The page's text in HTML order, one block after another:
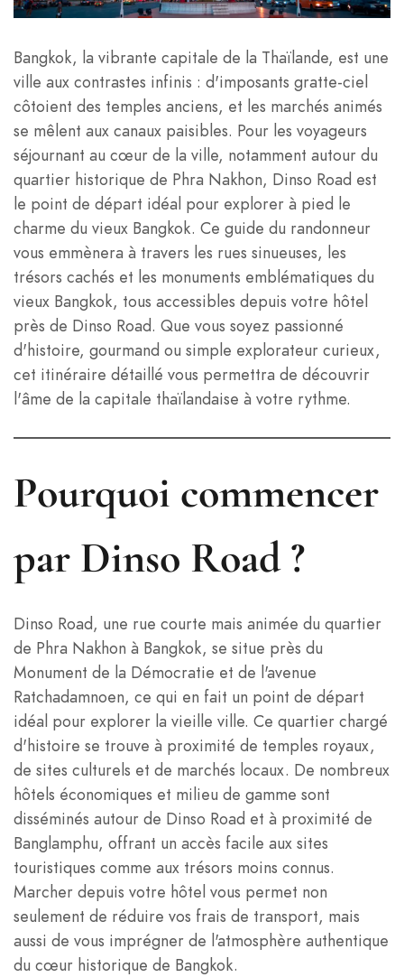
Bangkok, la vibrante capitale de la Thaïlande, est une
ville aux contrastes infinis : d'imposants gratte-ciel
côtoient des temples anciens, et les marchés animés
se mêlent aux canaux paisibles. Pour les voyageurs
séjournant au cœur de la ville, notamment autour du
quartier historique de Phra Nakhon, Dinso Road est
le point de départ idéal pour explorer à pied le
charme du vieux Bangkok. Ce guide du randonneur
vous emmènera à travers les rues sinueuses, les
trésors cachés et les monuments emblématiques du
vieux Bangkok, tous accessibles depuis votre hôtel
près de Dinso Road. Que vous soyez passionné
d'histoire, gourmand ou simple explorateur curieux,
cet itinéraire détaillé vous permettra de découvrir
l'âme de la capitale thaïlandaise à votre rythme.
Pourquoi commencer
par Dinso Road ?
Dinso Road, une rue courte mais animée du quartier
de Phra Nakhon à Bangkok, se situe près du
Monument de la Démocratie et de l'avenue
Ratchadamnoen, ce qui en fait un point de départ
idéal pour explorer la vieille ville. Ce quartier chargé
d'histoire se trouve à proximité de temples royaux,
de sites culturels et de marchés locaux. De nombreux
hôtels économiques et milieu de gamme sont
disséminés autour de Dinso Road et à proximité de
Banglamphu, offrant un accès facile aux sites
touristiques comme aux trésors moins connus.
Marcher depuis votre hôtel vous permet non
seulement de réduire vos frais de transport, mais
aussi de vous imprégner de l'atmosphère authentique
du cœur historique de Bangkok.